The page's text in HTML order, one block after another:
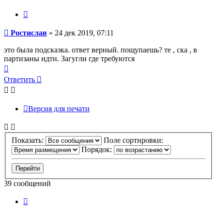
Сообщение
Ростислав » 24 дек 2019, 07:11
это была подсказка. ответ верный. пощупаешь? те , ска , в
партизаны идти. Загугли где требуются
к
началу
Ответить
Версия для печати
Показать:
Поле сортировки:
Порядок:
39 сообщений